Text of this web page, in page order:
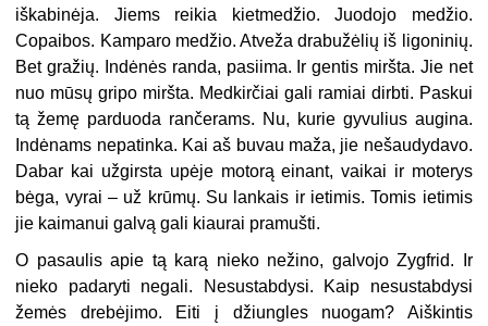
iškabinėja. Jiems reikia kietmedžio. Juodojo medžio.
Copaibos. Kamparo medžio. Atveža drabužėlių iš ligoninių.
Bet gražių. Indėnės randa, pasiima. Ir gentis miršta. Jie net
nuo mūsų gripo miršta. Medkirčiai gali ramiai dirbti. Paskui
tą žemę parduoda rančerams. Nu, kurie gyvulius augina.
Indėnams nepatinka. Kai aš buvau maža, jie nešaudydavo.
Dabar kai užgirsta upėje motorą einant, vaikai ir moterys
bėga, vyrai – už krūmų. Su lankais ir ietimis. Tomis ietimis
jie kaimanui galvą gali kiaurai pramušti.
O pasaulis apie tą karą nieko nežino, galvojo Zygfrid. Ir
nieko padaryti negali. Nesustabdysi. Kaip nesustabdysi
žemės drebėjimo. Eiti į džiungles nuogam? Aiškintis